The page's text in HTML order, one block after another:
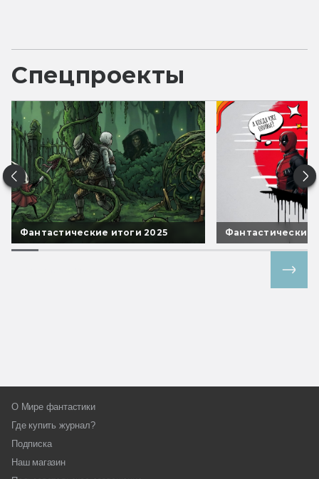
Спецпроекты
Фантастические итоги 2025 Фантастические
О Мире фантастики
Где купить журнал?
Подписка
Наш магазин